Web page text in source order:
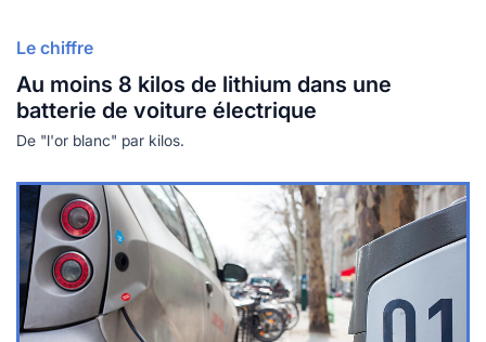
au naturel
végétariennes
locales
durables
naturelle
naturel
de recyclage
témoignages
douce
Le chiffre
Au moins 8 kilos de lithium dans une
batterie de voiture électrique
De "l'or blanc" par kilos.